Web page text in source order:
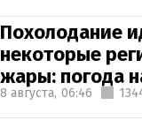
Похолодание
некоторые
жары: погода
8 августа, 06:46